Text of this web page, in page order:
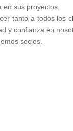
en sus proyectos.
tanto a todos los
y confianza en
socios.